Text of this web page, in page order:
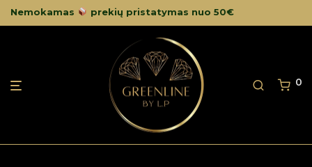
Nemokamas prekių pristatymas nuo 50€
0